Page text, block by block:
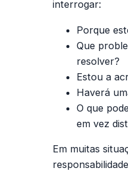
interrogar:
Porque
Que
resolver?
Estou a
Haverá
O que
em vez
Em muitas